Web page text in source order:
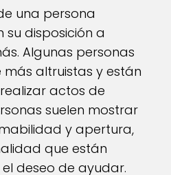
una persona
su disposición a
Algunas personas
altruistas y están
actos de
suelen mostrar
y apertura,
que están
deseo de ayudar.